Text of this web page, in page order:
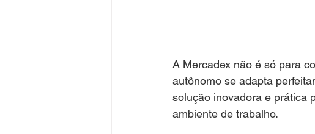
A Mercadex não é só para
autônomo se adapta
solução inovadora e prática
ambiente de trabalho.